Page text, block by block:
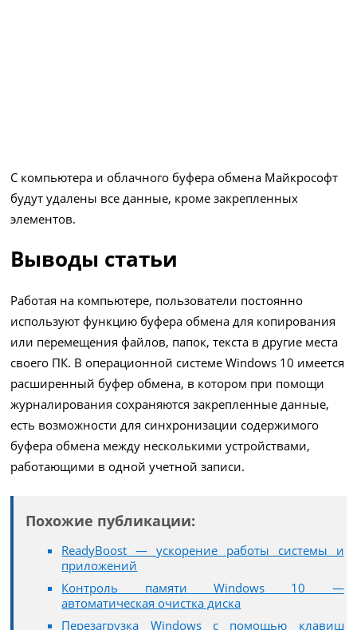
С компьютера и облачного буфера обмена Майкрософт
будут удалены все данные, кроме закрепленных
элементов.
Выводы статьи
Работая на компьютере, пользователи постоянно
используют функцию буфера обмена для копирования
или перемещения файлов, папок, текста в другие места
своего ПК. В операционной системе Windows 10 имеется
расширенный буфер обмена, в котором при помощи
журналирования сохраняются закрепленные данные,
есть возможности для синхронизации содержимого
буфера обмена между несколькими устройствами,
работающими в одной учетной записи.
Похожие публикации:
ReadyBoost — ускорение работы системы и
приложений
Контроль памяти Windows 10 —
автоматическая очистка диска
Перезагрузка Windows с помощью клавиш